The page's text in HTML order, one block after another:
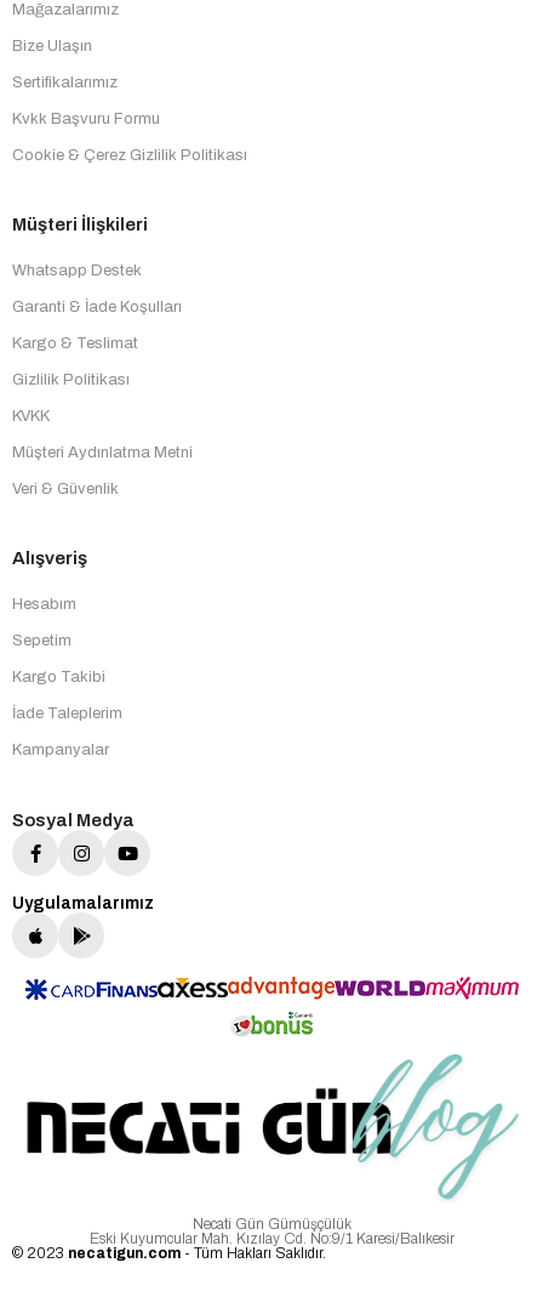
Mağazalarımız
Bize Ulaşın
Sertifikalarımız
Kvkk Başvuru Formu
Cookie & Çerez Gizlilik Politikası
Müşteri İlişkileri
Whatsapp Destek
Garanti & İade Koşulları
Kargo & Teslimat
Gizlilik Politikası
KVKK
Müşteri Aydınlatma Metni
Veri & Güvenlik
Alışveriş
Hesabım
Sepetim
Kargo Takibi
İade Taleplerim
Kampanyalar
Sosyal Medya
Uygulamalarımız
Necati Gün Gümüşçülük
Eski Kuyumcular Mah. Kızılay Cd. No:9/1 Karesi/Balıkesir
© 2023 necatigun.com - Tüm Hakları Saklıdır.